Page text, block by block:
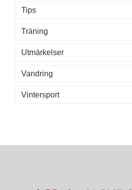
Tips
Träning
Utmärkelser
Vandring
Vintersport